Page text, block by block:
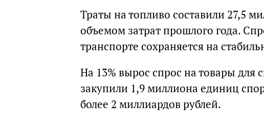
Траты на топливо составили 27,5
объемом затрат прошлого года.
транспорте сохраняется на
На 13% вырос спрос на товары для
закупили 1,9 миллиона единиц
более 2 миллиардов рублей.